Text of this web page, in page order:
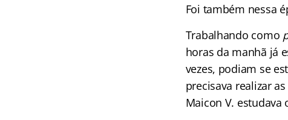
Foi também nessa
Trabalhando como
horas da manhã já
vezes, podiam se
precisava realizar
Maicon V.